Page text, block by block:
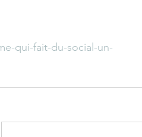
qui-fait-du-social-un-